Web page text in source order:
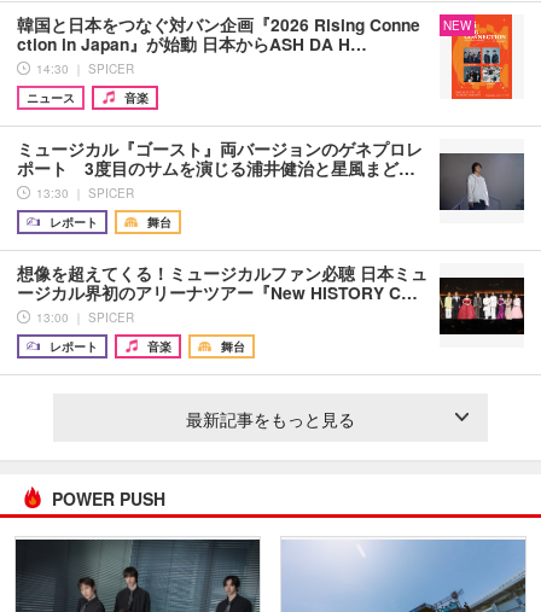
韓国と日本をつなぐ対バン企画『2026 Rising Conne
ction in Japan』が始動 日本からASH DA H…
14:30 ｜ SPICER
ニュース
音楽
NEW
ミュージカル『ゴースト』両バージョンのゲネプロレ
ポート 3度目のサムを演じる浦井健治と星風まど…
13:30 ｜ SPICER
レポート
舞台
想像を超えてくる！ミュージカルファン必聴 日本ミュ
ージカル界初のアリーナツアー『New HISTORY C…
13:00 ｜ SPICER
レポート
音楽 舞台
最新記事をもっと見る
POWER PUSH